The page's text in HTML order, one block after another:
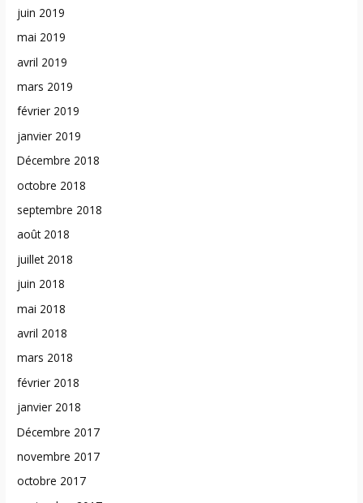
juin 2019
mai 2019
avril 2019
mars 2019
février 2019
janvier 2019
Décembre 2018
octobre 2018
septembre 2018
août 2018
juillet 2018
juin 2018
mai 2018
avril 2018
mars 2018
février 2018
janvier 2018
Décembre 2017
novembre 2017
octobre 2017